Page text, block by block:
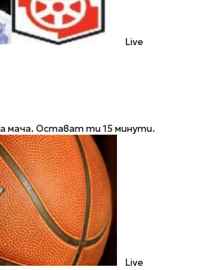
Live
мача. Остават ти 15 минути.
Live